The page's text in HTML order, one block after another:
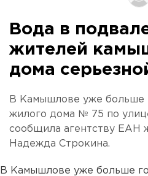
Вода в
жителей
дома
В Камышлове уже больше
жилого дома № 75 по
сообщила агентству ЕАН
Надежда Строкина.
В Камышлове уже больше